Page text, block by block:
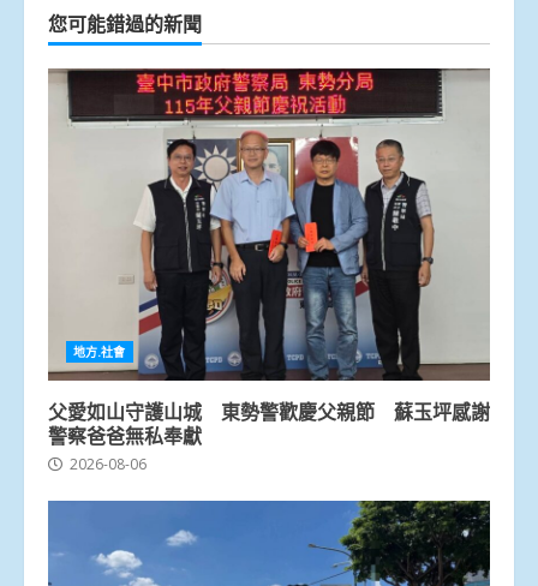
您可能錯過的新聞
地方.社會
父愛如山守護山城 東勢警歡慶父親節 蘇玉坪感謝
警察爸爸無私奉獻
2026-08-06